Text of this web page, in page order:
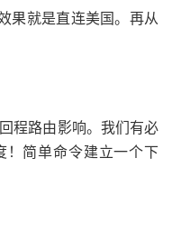
果就是直连美国。再从
程路由影响。我们有必
！简单命令建立一个下